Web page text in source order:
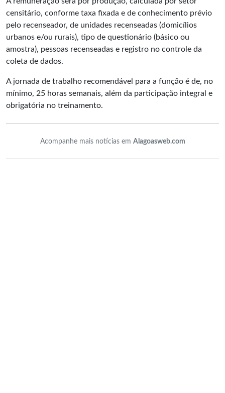
censitário, conforme taxa fixada e de conhecimento prévio
pelo recenseador, de unidades recenseadas (domicílios
urbanos e/ou rurais), tipo de questionário (básico ou
amostra), pessoas recenseadas e registro no controle da
coleta de dados.
A jornada de trabalho recomendável para a função é de, no
mínimo, 25 horas semanais, além da participação integral e
obrigatória no treinamento.
Acompanhe mais notícias em Alagoasweb.com